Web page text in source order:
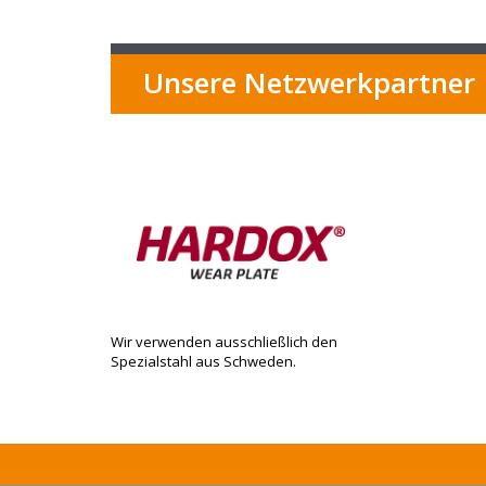
Unsere Netzwerkpartner
Wir verwenden ausschließlich den
Spezialstahl aus Schweden.